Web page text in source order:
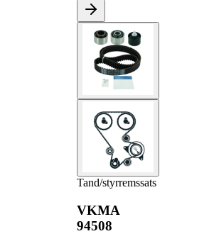
Tand/styrremssats
VKMA
94508